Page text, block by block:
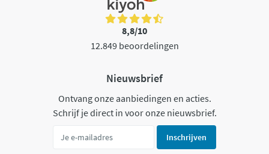
8,8/10
12.849 beoordelingen
Nieuwsbrief
Ontvang onze aanbiedingen en acties.
Schrijf je direct in voor onze nieuwsbrief.
Inschrijven